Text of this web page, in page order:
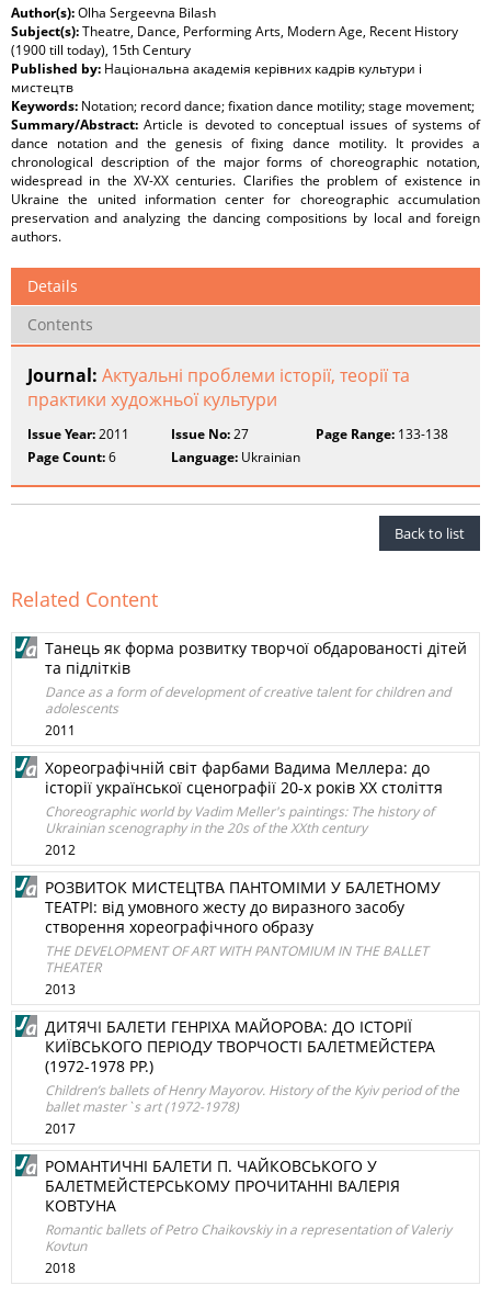
Author(s):Olha Sergeevna Bilash
Subject(s):Theatre, Dance, Performing Arts, Modern Age, Recent History
(1900 till today), 15th Century
Published by: Національна академія керівних кадрів культури і
мистецтв
Keywords: Notation; record dance; fixation dance motility; stage movement;
Summary/Abstract:Article is devoted to conceptual issues of systems of
dance notation and the genesis of fixing dance motility. It provides a
chronological description of the major forms of choreographic notation,
widespread in the ХV-ХХ centuries. Clarifies the problem of existence in
Ukraine the united information center for choreographic accumulation
preservation and analyzing the dancing compositions by local and foreign
authors.
Details
Contents
Journal: Актуальні проблеми історії, теорії та
практики художньої культури
Issue Year:2011 Issue No:27 Page Range:133-138
Page Count:6 Language: Ukrainian
Back to list
Related Content
Танець як форма розвитку творчої обдарованості дітей
та підлітків
Dance as a form of development of creative talent for children and
adolescents
2011
Хореографічній світ фарбами Вадима Меллера: до
історії української сценографії 20-х років ХХ століття
Choreographic world by Vadim Meller's paintings: The history of
Ukrainian scenography in the 20s of the XXth century
2012
РОЗВИТОК МИСТЕЦТВА ПАНТОМІМИ У БАЛЕТНОМУ
ТЕАТРІ: від умовного жесту до виразного засобу
створення хореографічного образу
THE DEVELOPMENT OF ART WITH PANTOMIUM IN THE BALLET
THEATER
2013
ДИТЯЧІ БАЛЕТИ ГЕНРІХА МАЙОРОВА: ДО ІСТОРІЇ
КИЇВСЬКОГО ПЕРІОДУ ТВОРЧОСТІ БАЛЕТМЕЙСТЕРА
(1972-1978 РР.)
Children’s ballets of Henry Mayorov. History of the Kyiv period of the
ballet master`s art (1972-1978)
2017
РОМАНТИЧНІ БАЛЕТИ П. ЧАЙКОВСЬКОГО У
БАЛЕТМЕЙСТЕРСЬКОМУ ПРОЧИТАННІ ВАЛЕРІЯ
КОВТУНА
Romantic ballets of Petro Chaikovskiy in a representation of Valeriy
Kovtun
2018